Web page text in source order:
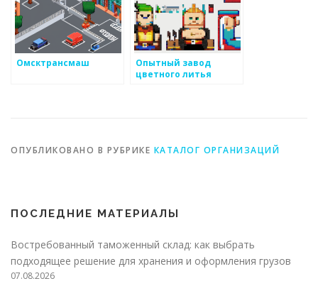
Омсктрансмаш
Опытный завод
цветного литья
ОПУБЛИКОВАНО В РУБРИКЕ КАТАЛОГ ОРГАНИЗАЦИЙ
ПОСЛЕДНИЕ МАТЕРИАЛЫ
Востребованный таможенный склад: как выбрать
подходящее решение для хранения и оформления грузов
07.08.2026